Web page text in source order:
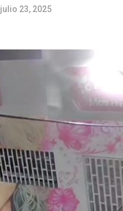
julio 23, 2025